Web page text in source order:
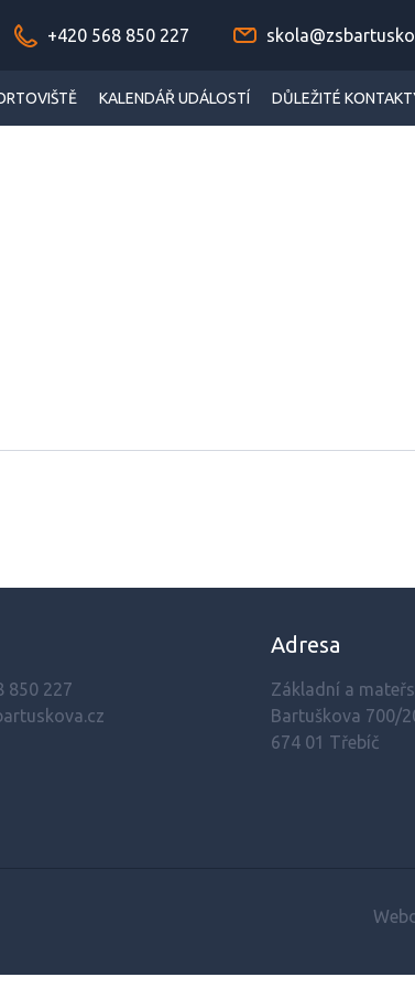
+420 568 850 227
KALENDÁŘ UDÁLOSTÍ DŮLEŽITÉ
850 227
Adresa
Základní a
Bartuškova 700/
674 01 Třebíč